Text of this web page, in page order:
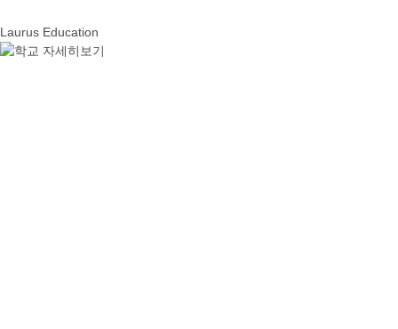
Laurus Education